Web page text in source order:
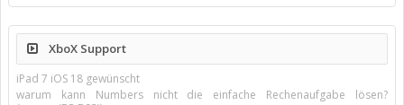
XboX Support
iPad 7 iOS 18 gewünscht
warum kann Numbers nicht die einfache Rechenaufgabe lösen?